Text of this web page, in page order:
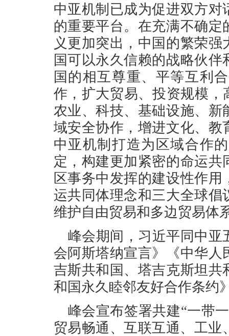
中亚机制已成为促进双方
的重要平台。在充满不确
义更加突出，中国的繁荣
国可以永久信赖的战略伙
国的相互尊重、平等互利
作，扩大贸易、投资规模，
农业、科技、基础设施、
域安全协作，增进文化、
中亚机制打造为区域合作
定，构建更加紧密的命运
区事务中发挥的建设性作
运共同体理念和三大全球
维护自由贸易和多边贸易体
峰会期间，习近平同中
会阿斯塔纳宣言》《中华
吉斯共和国、塔吉克斯坦
和国永久睦邻友好合作条约
峰会宣布签署共建“一带
贸易畅通、互联互通、工